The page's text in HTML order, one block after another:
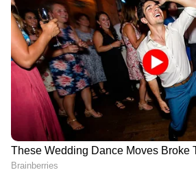
പുതിയ ഹ്യുണ്ടായി i20:
അമ്പരപ്പിക്കുന്ന
മാറ്റങ്ങളോടെ അരങ്ങേറ്റം